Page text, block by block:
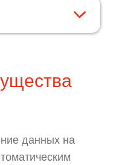
данных на